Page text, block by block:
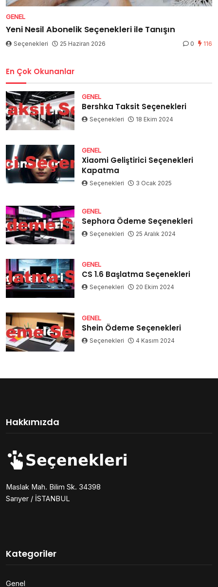
GENEL
Yeni Nesil Abonelik Seçenekleri ile Tanışın
Seçenekleri 25 Haziran 2026 0 116
En Çok Okunanlar
GENEL
Bershka Taksit Seçenekleri
Seçenekleri 18 Ekim 2024
GENEL
Xiaomi Geliştirici Seçenekleri
Kapatma
Seçenekleri 3 Ocak 2025
GENEL
Sephora Ödeme Seçenekleri
Seçenekleri 25 Aralık 2024
GENEL
CS 1.6 Başlatma Seçenekleri
Seçenekleri 20 Ekim 2024
GENEL
Shein Ödeme Seçenekleri
Seçenekleri 4 Kasım 2024
Hakkımızda
Maslak Mah. Bilim Sk. 34398
Sarıyer / İSTANBUL
Kategoriler
Genel